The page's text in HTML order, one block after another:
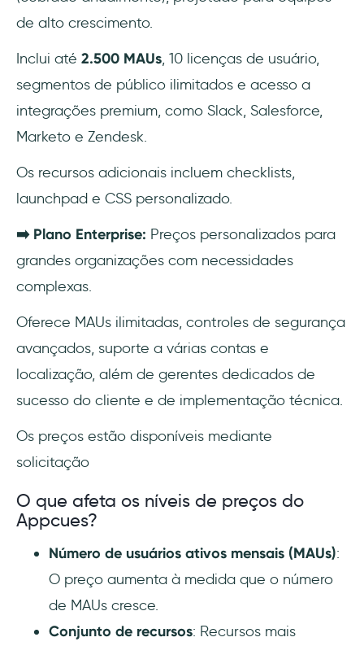
de alto crescimento.
Inclui até 2.500 MAUs, 10 licenças de usuário,
segmentos de público ilimitados e acesso a
integrações premium, como Slack, Salesforce,
Marketo e Zendesk.
Os recursos adicionais incluem checklists,
launchpad e CSS personalizado.
➡️ Plano Enterprise: Preços personalizados para
grandes organizações com necessidades
complexas.
Oferece MAUs ilimitadas, controles de segurança
avançados, suporte a várias contas e
localização, além de gerentes dedicados de
sucesso do cliente e de implementação técnica.
Os preços estão disponíveis mediante
solicitação
O que afeta os níveis de preços do
Appcues?
Número de usuários ativos mensais (MAUs):
O preço aumenta à medida que o número
de MAUs cresce.
Conjunto de recursos: Recursos mais